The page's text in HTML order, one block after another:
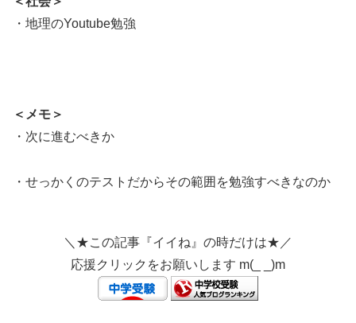
・地理のYoutube勉強
＜メモ＞
・次に進むべきか
・せっかくのテストだからその範囲を勉強すべきなのか
＼★この記事『イイね』の時だけは★／
応援クリックをお願いします m(_ _)m